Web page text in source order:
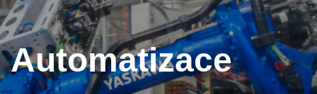
Automatizace